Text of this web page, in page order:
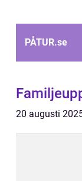
PÅTUR.se
20 augusti